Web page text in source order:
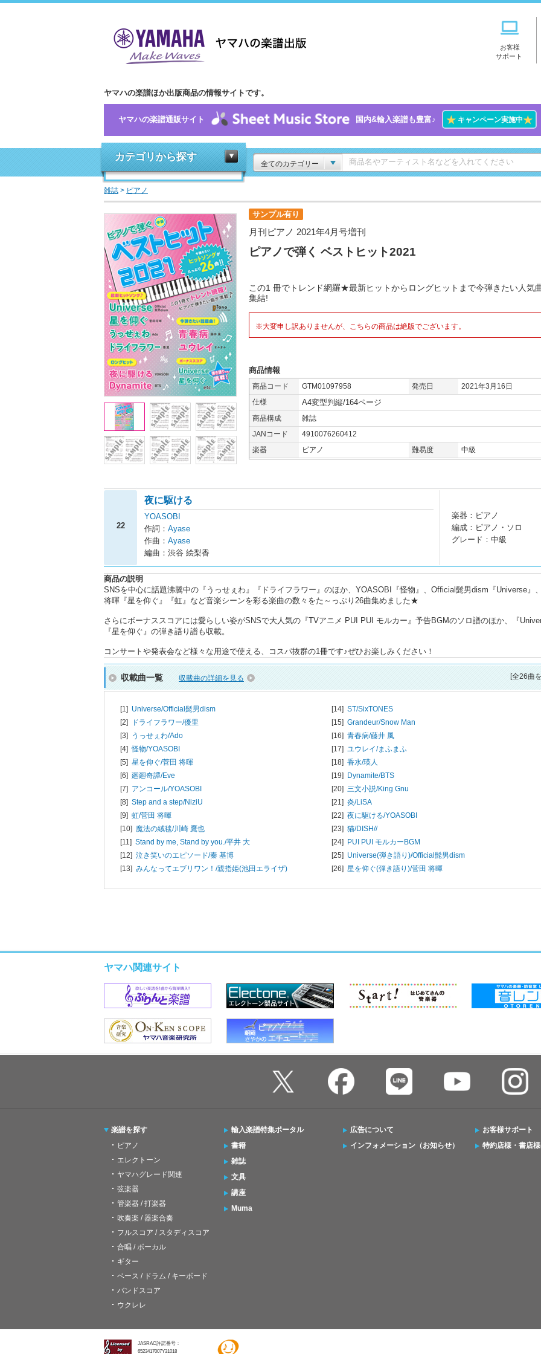
お客様
サポート
ヤマハの楽譜ほか出版商品の情報サイトです。
ヤマハの楽譜通販サイト 国内&輸入楽譜も豊富♪ ★キャンペーン実施中★
カテゴリから探す
全てのカテゴリー
雑誌 > ピアノ
サンプル有り
月刊ピアノ 2021年4月号増刊
ピアノで弾く ベストヒット2021
この1 冊でトレンド網羅★最新ヒットからロングヒットまで今弾きたい人気
集結!
※大変申し訳ありませんが、こちらの商品は絶版でございます。
商品情報
商品コード GTM01097958 発売日
2021年3月16日
仕様
A4変型判縦/164ページ
商品構成
雑誌
JANコード
4910076260412
楽器
ピアノ 難易度 中級
22
夜に駆ける
YOASOBI
作詞： Ayase
作曲： Ayase
編曲：渋谷 絵梨香
楽器：ピアノ
編成：ピアノ・ソロ
グレード：中級
商品の説明
SNSを中心に話題沸騰中の『うっせぇわ』『ドライフラワー』のほか、YOASOBI『怪物』、Official髭男dism『Universe』
将暉『星を仰ぐ』『虹』など音楽シーンを彩る楽曲の数々をた～っぷり26曲集めました★
さらにボーナススコアには愛らしい姿がSNSで大人気の『TVアニメ PUI PUI モルカー』予告BGMのソロ譜のほか、『
『星を仰ぐ』の弾き語り譜も収載。
コンサートや発表会など様々な用途で使える、コスパ抜群の1冊です♪ぜひお楽しみください！
収載曲一覧 収載曲の詳細を見る [全26曲
[1] Universe/Official髭男dism
[2]
ドライフラワー/優里
[3] うっせぇわ/Ado
[4]怪物/YOASOBI
[5] 星を仰ぐ/菅田 将暉
[6] 廻廻奇譚/Eve
[7] アンコール/YOASOBI
[8] Step and a step/NiziU
[9] 虹/菅田 将暉
[10] 魔法の絨毯/川崎 鷹也
[11] Stand by me, Stand by you./平井 大
[12] 泣き笑いのエピソード/秦 基博
[13] みんなってエブリワン！/親指姫(池田エライザ)
[14] ST/SixTONES
[15] Grandeur/Snow Man
[16] 青春病/藤井 風
[17] ユウレイ/まふまふ
[18] 香水/瑛人
[19] Dynamite/BTS
[20] 三文小説/King Gnu
[21] 炎/LiSA
[22] 夜に駆ける/YOASOBI
[23] 猫/DISH//
[24] PUI PUI モルカーBGM
[25] Universe(弾き語り)/Official髭男dism
[26] 星を仰ぐ(弾き語り)/菅田 将暉
ヤマハ関連サイト
楽譜を探す
ピアノ
エレクトーン
ヤマハグレード関連
弦楽器
管楽器 / 打楽器
吹奏楽 / 器楽合奏
フルスコア / スタディスコア
合唱 / ボーカル
ギター
ベース / ドラム / キーボード
バンドスコア
ウクレレ
輸入楽譜特集ポータル
書籍
雑誌
文具
講座
Muma
広告について
インフォメーション（お知らせ）
お客様サポート
特約店様・書店
JASRAC許諾番号：
6523417007Y31018